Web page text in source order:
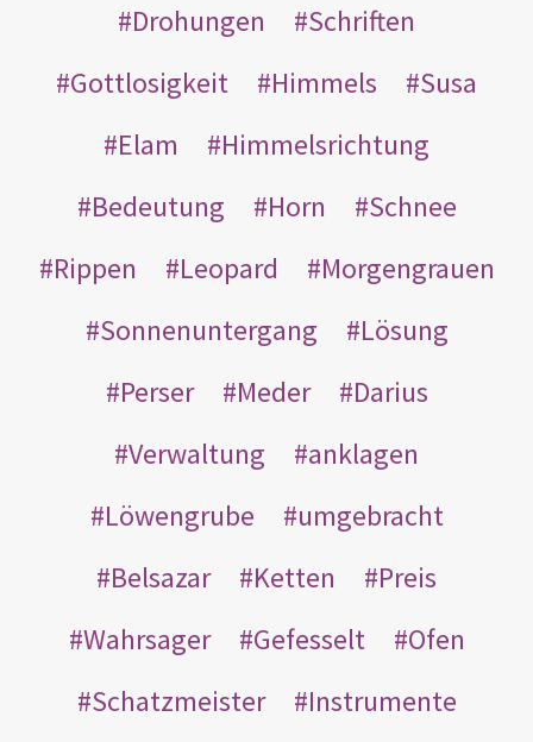
Drohungen
Schriften
Gottlosigkeit
Himmels
Susa
Elam
Himmelsrichtung
Bedeutung
Horn
Schnee
Rippen
Leopard
Morgengrauen
Sonnenuntergang
Lösung
Perser
Meder
Darius
Verwaltung
anklagen
Löwengrube
umgebracht
Belsazar
Ketten
Preis
Wahrsager
Gefesselt
Ofen
Schatzmeister
Instrumente